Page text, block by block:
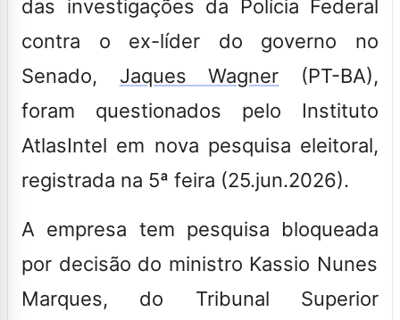
das investigações da Polícia Federal
contra o ex-líder do governo no
Senado, Jaques Wagner (PT-BA),
foram questionados pelo Instituto
AtlasIntel em nova pesquisa eleitoral,
registrada na 5ª feira (25.jun.2026).
A empresa tem pesquisa bloqueada
por decisão do ministro Kassio Nunes
Marques, do Tribunal Superior